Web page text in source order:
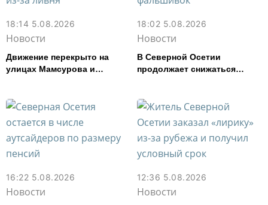
18:14 5.08.2026
Новости
Движение перекрыто на
улицах Мамсурова и
18:02 5.08.2026
Новости
В Северной Осетии
продолжает снижаться
16:22 5.08.2026
Новости
12:36 5.08.2026
Новости